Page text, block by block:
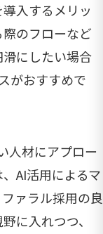
入するメリッ
のフローなど
にしたい場合
がおすすめで
人材にアプロー
AI活用によるマ
ァラル採用の良
に入れつつ、